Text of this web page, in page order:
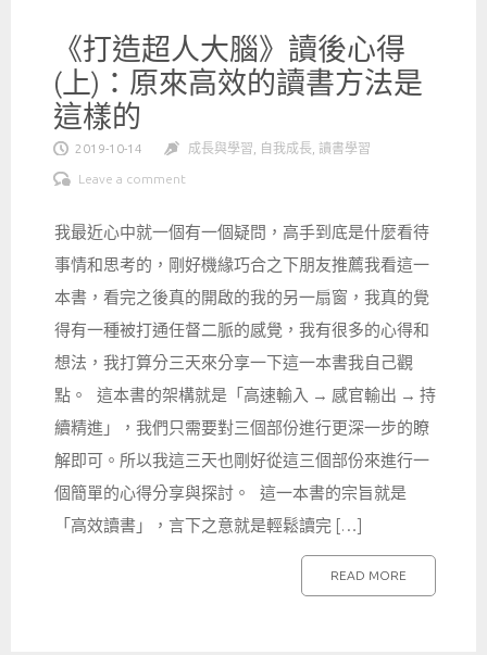
《打造超人大腦》讀後心得
(上)：原來高效的讀書方法是
這樣的
2019-10-14 成長與學習 自我成長 讀書學習
Leave a comment
我最近心中就一個有一個疑問，高手到底是什麼看待
事情和思考的，剛好機緣巧合之下朋友推薦我看這一
本書，看完之後真的開啟的我的另一扇窗，我真的覺
得有一種被打通任督二脈的感覺，我有很多的心得和
想法，我打算分三天來分享一下這一本書我自己觀
點。 這本書的架構就是「高速輸入 → 感官輸出 → 持
續精進」，我們只需要對三個部份進行更深一步的瞭
解即可。所以我這三天也剛好從這三個部份來進行一
個簡單的心得分享與探討。 這一本書的宗旨就是
「高效讀書」，言下之意就是輕鬆讀完 […]
READ MORE